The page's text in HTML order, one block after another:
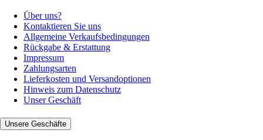
Über uns?
Kontaktieren Sie uns
Allgemeine Verkaufsbedingungen
Rückgabe & Erstattung
Impressum
Zahlungsarten
Lieferkosten und Versandoptionen
Hinweis zum Datenschutz
Unser Geschäft
Unsere Geschäfte